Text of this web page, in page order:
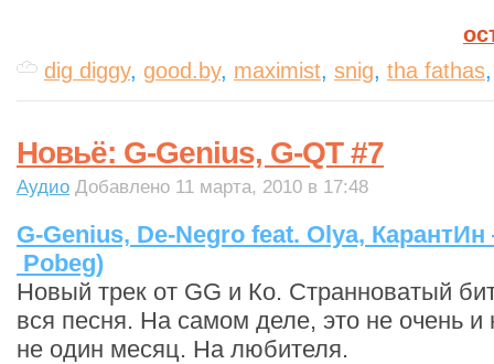
dig diggy, good.by, maximist, snig, tha fathas
Новьё: G-Genius, G-QT #7
Аудио Добавлено 11 марта, 2010 в 17:48
G-Genius, De-Negro feat. Olya,
Pobeg)
Новый трек от GG и Ко. Странноватый
вся песня. На самом деле, это не очень
не один месяц. На любителя.